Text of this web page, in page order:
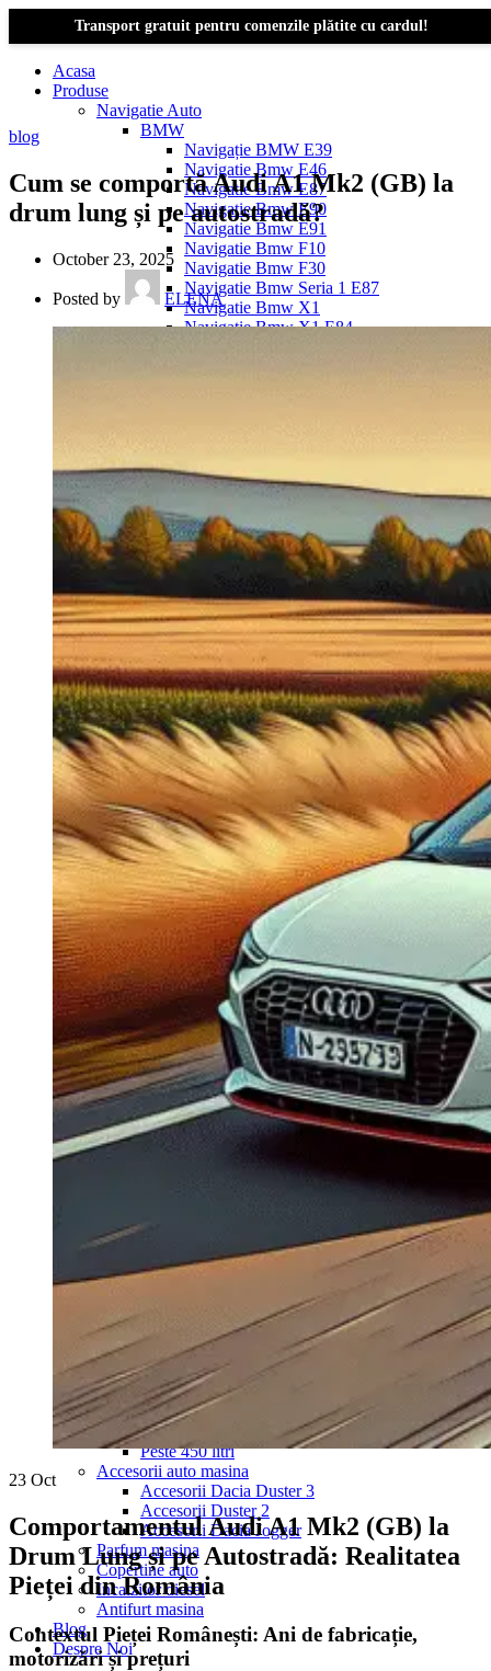
Transport gratuit pentru comenzile plătite cu cardul!
Acasa
Produse
Navigatie Auto
BMW
Navigație BMW E39
Navigatie Bmw E46
Navigatie Bmw E87
Navigatie Bmw E90
Navigatie Bmw E91
Navigatie Bmw F10
Navigatie Bmw F30
Navigatie Bmw Seria 1 E87
Navigatie Bmw X1
Navigatie Bmw X1 E84
Dacia Duster
Navigatie Duster 2019
Audi
Navigatie Audi A3 8p
Navigatie Audi A4
Navigatie Audi A4 B6
Navigatie Audi A4 B7
Navigatie Audi A4 B8
Navigatie Audi A5
Navigatie Audi A6 C5
Navigatie Audi A6 C6
Navigatie Audi A6 C7
Navigatie Audi Q5
Ford
Navigație Ford Fiesta
Navigație Ford Focus 1
Navigație Ford Focus 2
Navigație Ford Focus MK3
Navigație Ford Mondeo MK3
Navigație Ford Mondeo MK4
Navigație Ford Transit
Mercedes
Navigație Mercedes C Class W203
Navigație Mercedes C Class W204
Navigație Mercedes W203
Navigație Mercedes W204
Navigație Mercedes W211
Navigație Mercedes Sprinter
Passat
Navigație Passat B5
Navigație Passat B5 5
Navigație Passat B6
Navigație Passat B7
Navigație Passat CC
Navigație Skoda Fabia 2
Navigație Skoda Octavia 1
Navigație Skoda Octavia 2
Navigație Skoda Rapid
Navigație Skoda Superb 1
Navigație Skoda Superb 2
Navigație Toyota Avensis T25
Portbagaj Plafon Auto
Sub 350 Litri
Peste 350 Litri
Peste 450 litri
Accesorii auto masina
Accesorii Dacia Duster 3
Accesorii Duster 2
Accesorii Dacia Jogger
Parfum masina
Copertine auto
Incalzitor diesel
Antifurt masina
Blog
Despre Noi
blog
Cum se comportă Audi A1 Mk2 (GB) la
drum lung și pe autostradă?
October 23, 2025
Posted by ELENA
23 Oct
Comportamentul Audi A1 Mk2 (GB) la
Drum Lung și pe Autostradă: Realitatea
Pieței din România
Contextul Pieței Românești: Ani de fabricație,
motorizări și prețuri